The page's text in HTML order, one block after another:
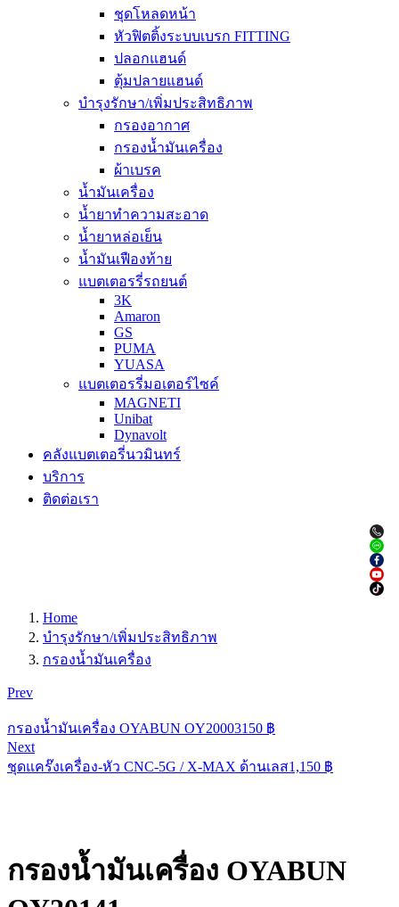
ชุดโหลดหน้า
หัวฟิตติ้งระบบเบรก FITTING
ปลอกแฮนด์
ตุ้มปลายแฮนด์
บำรุงรักษา/เพิ่มประสิทธิภาพ
กรองอากาศ
กรองน้ำมันเครื่อง
ผ้าเบรค
น้ำมันเครื่อง
น้ำยาทำความสะอาด
น้ำยาหล่อเย็น
น้ำมันเฟืองท้าย
แบตเตอรรี่รถยนต์
3K
Amaron
GS
PUMA
YUASA
แบตเตอรรี่มอเตอร์ไซค์
MAGNETI
Unibat
Dynavolt
คลังแบตเตอรี่นวมินทร์
บริการ
ติดต่อเรา
Home
บำรุงรักษา/เพิ่มประสิทธิภาพ
กรองน้ำมันเครื่อง
Prev
กรองน้ำมันเครื่อง OYABUN OY20003150 ฿
Next
ชุดแคร๊งเครื่อง-หัว CNC-5G / X-MAX ด้านเลส1,150 ฿
กรองน้ำมันเครื่อง OYABUN